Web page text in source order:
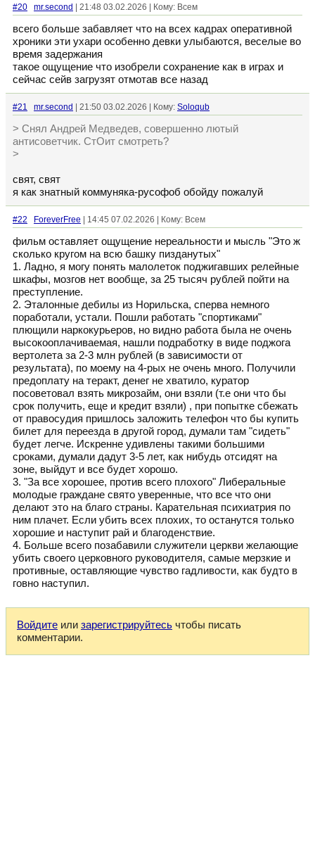
#20 mr.second | 21:48 03.02.2026 | Кому: Всем
всего больше забавляет что на всех кадрах оперативной
хроники эти ухари особенно девки улыбаются, веселые во
время задержания
такое ощущение что изобрели сохранение как в играх и
сейчас сейв загрузят отмотав все назад
#21 mr.second | 21:50 03.02.2026 | Кому: Soloqub
> Снял Андрей Медведев, совершенно лютый
антисоветчик. СтОит смотреть?
>
свят, свят
я как знатный коммуняка-русофоб обойду пожалуй
#22 ForeverFree | 14:45 07.02.2026 | Кому: Всем
фильм оставляет ощущение нереальности и мысль "Это ж
сколько кругом на всю башку пизданутых"
1. Ладно, я могу понять малолеток поджигавших релейные
шкафы, мозгов нет вообще, за 25 тысяч рублей пойти на
преступление.
2. Эталонные дебилы из Норильска, сперва немного
поработали, устали. Пошли работать "спортиками"
плющили наркокурьеров, но видно работа была не очень
высокооплачиваемая, нашли подработку в виде поджога
вертолета за 2-3 млн рублей (в зависимости от
результата), по моему на 4-рых не очень много. Получили
предоплату на теракт, денег не хватило, куратор
посоветовал взять микрозайм, они взяли (т.е они что бы
срок получить, еще и кредит взяли) , при попытке сбежать
от правосудия пришлось заложить телефон что бы купить
билет для переезда в другой город, думали там "сидеть"
будет легче. Искренне удивлены такими большими
сроками, думали дадут 3-5 лет, как нибудь отсидят на
зоне, выйдут и все будет хорошо.
3. "За все хорошее, против всего плохого" Либеральные
молодые граждане свято уверенные, что все что они
делают это на благо страны. Карательная психиатрия по
ним плачет. Если убить всех плохих, то останутся только
хорошие и наступит рай и благоденствие.
4. Больше всего позабавили служители церкви желающие
убить своего церковного руководителя, самые мерзкие и
противные, оставляющие чувство гадливости, как будто в
говно наступил.
Войдите или зарегистрируйтесь чтобы писать
комментарии.